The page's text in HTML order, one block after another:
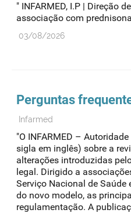
" INFARMED, I.P | Direção
associação com
03/08/2026
Perguntas
Infarmed
"O INFARMED –
sigla em inglês) sobre a
alterações introduzidas
legal. Dirigido a
Serviço Nacional de
do novo modelo, as
regulamentação. A